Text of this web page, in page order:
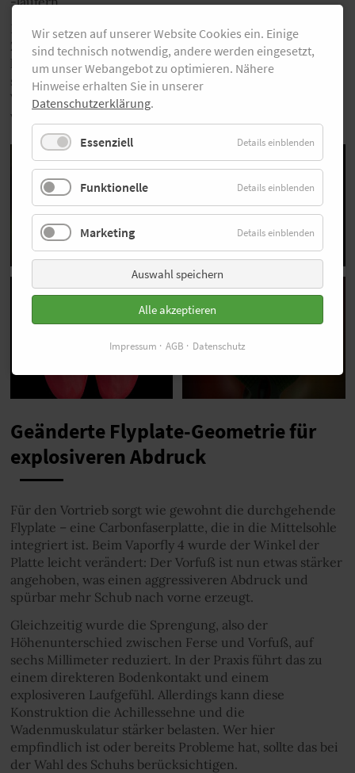
Die neueste Version, der Vaporfly 4, wurde in enger
Zusammenarbeit mit professionellen Läuferinnen und -
läufern entwickelt und ist der bisher leichteste und
schnellste Schuh der Serie. Laut Nike wurden im
Vergleich zum Vorgänger nur „kleine Änderungen“
vorgenommen. Kleine Änderungen mit großer Wirkung.
Geänderte Flyplate-Geometrie für
explosiveren Abdruck
Für den Vortrieb sorgt wie gewohnt die durchgehende
Flyplate – eine Carbonfaserplatte, die in die Mittelsohle
integriert ist. Beim Vaporfly 4 wurde der Winkel der
Platte leicht verändert: Der Vorfuß ist nun etwas stärker
angehoben, was einen aggressiveren Abdruck und
spürbar mehr Schub nach vorne erzeugt.
Gleichzeitig wurde die Sprengung, also der
Höhenunterschied zwischen Ferse und Vorfuß, auf
sechs Millimeter reduziert. In der Praxis führt das zu
einem direkteren Bodenkontakt und einem
explosiveren Laufgefühl. Allerdings kann diese
Konstruktion die Achillessehne und die
Wadenmuskulatur stärker belasten. Wer hier
empfindlich ist oder bereits Probleme hat, sollte das bei
der Wahl des Schuhs berücksichtigen.
Wir setzen auf unserer Website Cookies ein. Einige
sind technisch notwendig, andere werden eingesetzt,
um unser Webangebot zu optimieren. Nähere
Hinweise erhalten Sie in unserer
Datenschutzerklärung.
Essenziell Details einblenden
Funktionelle Details einblenden
Marketing Details einblenden
Auswahl speichern
Alle akzeptieren
Impressum AGB Datenschutz